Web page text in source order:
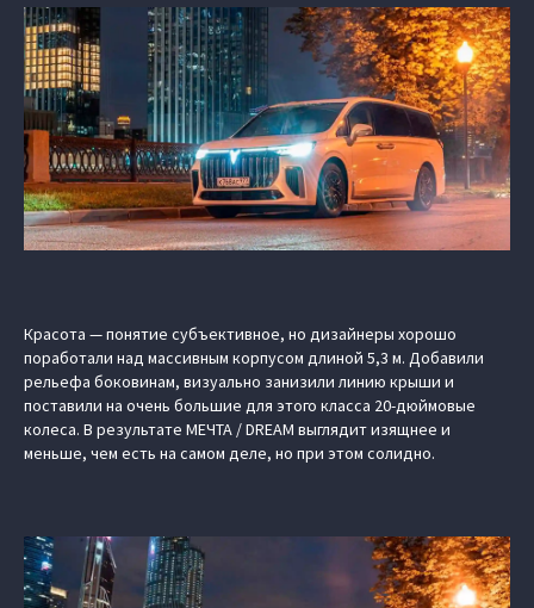
Красота — понятие субъективное, но дизайнеры хорошо
поработали над массивным корпусом длиной 5,3 м. Добавили
рельефа боковинам, визуально занизили линию крыши и
поставили на очень большие для этого класса 20-дюймовые
колеса. В результате МЕЧТА / DREAM выглядит изящнее и
меньше, чем есть на самом деле, но при этом солидно.